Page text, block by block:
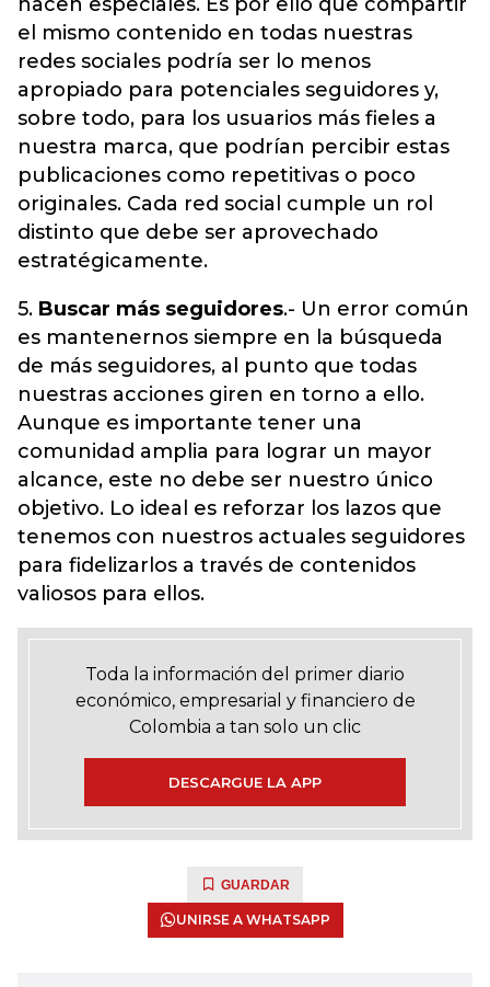
el mismo contenido en todas nuestras
redes sociales podría ser lo menos
apropiado para potenciales seguidores y,
sobre todo, para los usuarios más fieles a
nuestra marca, que podrían percibir estas
publicaciones como repetitivas o poco
originales. Cada red social cumple un rol
distinto que debe ser aprovechado
estratégicamente.
5. Buscar más seguidores.- Un error común
es mantenernos siempre en la búsqueda
de más seguidores, al punto que todas
nuestras acciones giren en torno a ello.
Aunque es importante tener una
comunidad amplia para lograr un mayor
alcance, este no debe ser nuestro único
objetivo. Lo ideal es reforzar los lazos que
tenemos con nuestros actuales seguidores
para fidelizarlos a través de contenidos
valiosos para ellos.
Toda la información del primer diario
económico, empresarial y financiero de
Colombia a tan solo un clic
DESCARGUE LA APP
GUARDAR
UNIRSE A WHATSAPP